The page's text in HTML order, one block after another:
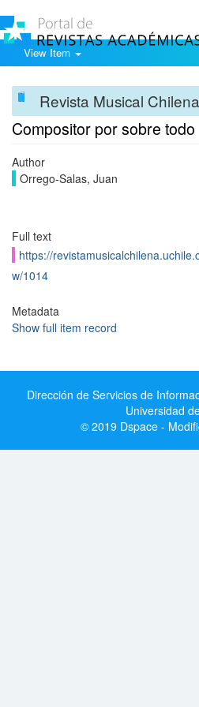
View Item
Revista Musical Chilena
Compositor por sobre todo
Author
Orrego-Salas, Juan
Full text
https://
w/1014
Metadata
Show full item record
Dirección de Servicios de
Universidad
© 2019 Dspace -